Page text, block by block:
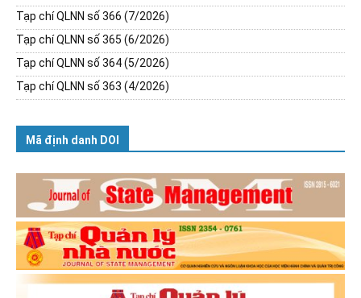
Tạp chí QLNN số 366 (7/2026)
Tạp chí QLNN số 365 (6/2026)
Tạp chí QLNN số 364 (5/2026)
Tạp chí QLNN số 363 (4/2026)
Mã định danh DOI